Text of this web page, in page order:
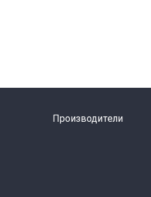
Производители